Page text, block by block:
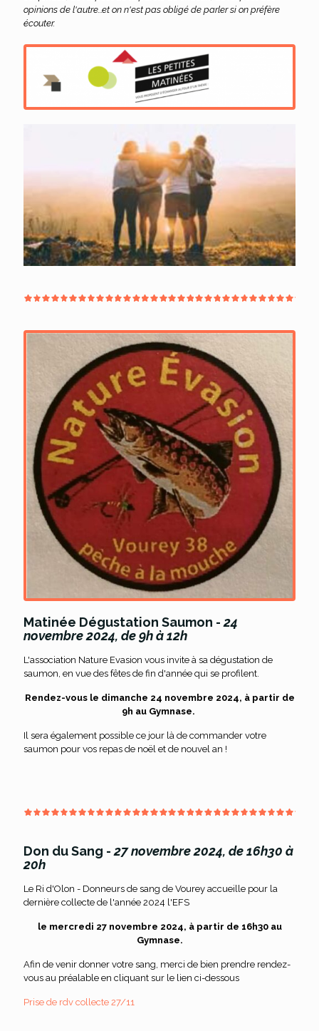
opinions de l'autre...et on n'est pas obligé de parler si on préfère
écouter.
Matinée Dégustation Saumon -24
novembre 2024, de 9h à 12h
L'association Nature Evasion vous invite à sa dégustation de
saumon, en vue des fêtes de fin d'année qui se profilent.
Rendez-vous le dimanche 24 novembre 2024, à partir de
9h au Gymnase.
Il sera également possible ce jour là de commander votre
saumon pour vos repas de noël et de nouvel an !
Don du Sang -27 novembre 2024, de 16h30 à
20h
Le Ri d'Olon - Donneurs de sang de Vourey accueille pour la
dernière collecte de l'année 2024 l'EFS
le mercredi 27 novembre 2024, à partir de 16h30 au
Gymnase.
Afin de venir donner votre sang, merci de bien prendre rendez-
vous au préalable en cliquant sur le lien ci-dessous
Prise de rdv collecte 27/11